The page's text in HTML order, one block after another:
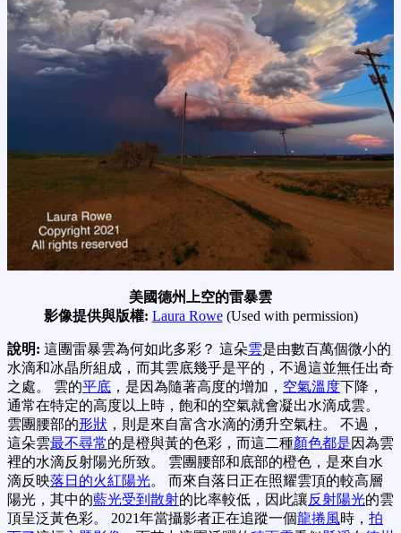
美國德州上空的雷暴雲
影像提供與版權: Laura Rowe(Used with permission)
說明: 這團雷暴雲為何如此多彩？ 這朵雲是由數百萬個微小的
水滴和冰晶所組成，而其雲底幾乎是平的，不過這並無任出奇
之處。 雲的平底 ，是因為隨著高度的增加， 空氣溫度下降，
通常在特定的高度以上時，飽和的空氣就會凝出水滴成雲。
雲團腰部的形狀 ，則是來自富含水滴的湧升空氣柱。 不過，
這朵雲最不尋常的是橙與黃的色彩，而這二種顏色都是因為雲
裡的水滴反射陽光所致。 雲團腰部和底部的橙色，是來自水
滴反映落日的火紅陽光。 而來自落日正在照耀雲頂的較高層
陽光，其中的藍光受到散射的比率較低，因此讓反射陽光的雲
頂呈泛黃色彩。 2021年當攝影者正在追蹤一個龍捲風時， 拍